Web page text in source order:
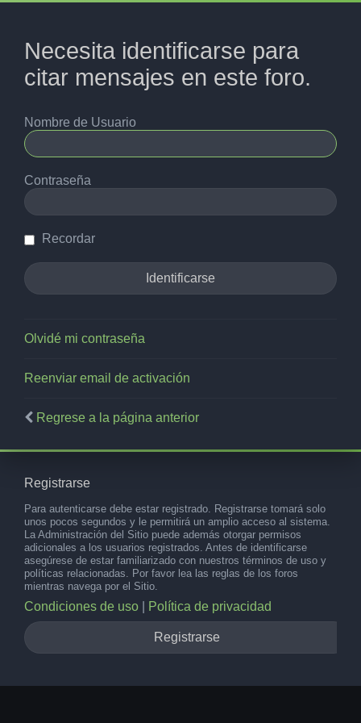
Necesita identificarse para
citar mensajes en este foro.
Nombre de Usuario
Contraseña
Recordar
Olvidé mi contraseña
Reenviar email de activación
Regrese a la página anterior
Registrarse
Para autenticarse debe estar registrado. Registrarse tomará solo
unos pocos segundos y le permitirá un amplio acceso al sistema.
La Administración del Sitio puede además otorgar permisos
adicionales a los usuarios registrados. Antes de identificarse
asegúrese de estar familiarizado con nuestros términos de uso y
políticas relacionadas. Por favor lea las reglas de los foros
mientras navega por el Sitio.
Condiciones de uso Política de privacidad
Registrarse